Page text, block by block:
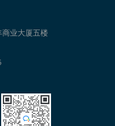
服装行业会员软件
装行业会员软件哪个好用
服装行业会员管理软件
业大厦五楼